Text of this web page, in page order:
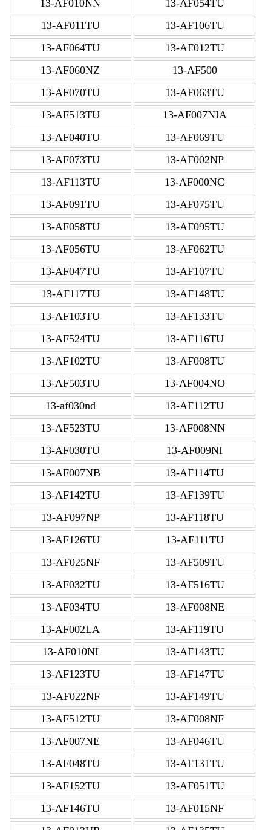
13-AF010NN
13-AF054TU
13-AF011TU
13-AF106TU
13-AF064TU
13-AF012TU
13-AF060NZ
13-AF500
13-AF070TU
13-AF063TU
13-AF513TU
13-AF007NIA
13-AF040TU
13-AF069TU
13-AF073TU
13-AF002NP
13-AF113TU
13-AF000NC
13-AF091TU
13-AF075TU
13-AF058TU
13-AF095TU
13-AF056TU
13-AF062TU
13-AF047TU
13-AF107TU
13-AF117TU
13-AF148TU
13-AF103TU
13-AF133TU
13-AF524TU
13-AF116TU
13-AF102TU
13-AF008TU
13-AF503TU
13-AF004NO
13-af030nd
13-AF112TU
13-AF523TU
13-AF008NN
13-AF030TU
13-AF009NI
13-AF007NB
13-AF114TU
13-AF142TU
13-AF139TU
13-AF097NP
13-AF118TU
13-AF126TU
13-AF111TU
13-AF025NF
13-AF509TU
13-AF032TU
13-AF516TU
13-AF034TU
13-AF008NE
13-AF002LA
13-AF119TU
13-AF010NI
13-AF143TU
13-AF123TU
13-AF147TU
13-AF022NF
13-AF149TU
13-AF512TU
13-AF008NF
13-AF007NE
13-AF046TU
13-AF048TU
13-AF131TU
13-AF152TU
13-AF051TU
13-AF146TU
13-AF015NF